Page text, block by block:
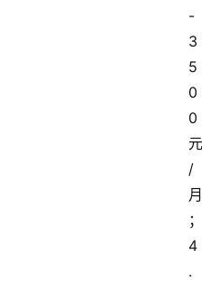
-
3
5
0
0
元
/
月
；
4
.